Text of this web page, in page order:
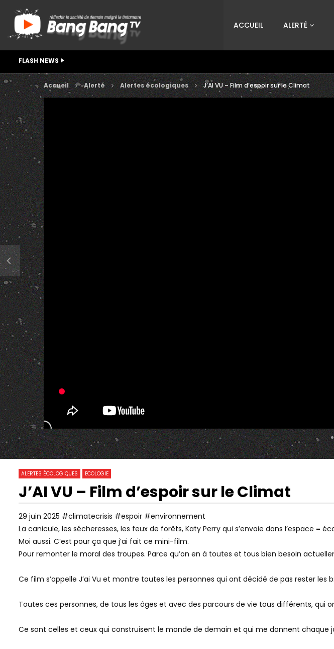
ACCUEIL ALERTÉ
FLASH NEWS
Accueil Alerté Alertes écologiques J’AI VU – Film d’espoir sur le Climat
417 Views
5 926 0
Watch Later
25:27
EL NIÑO : ON N’A JAMAIS VU ÇA !
#SUPERELNIÑO
12:26
L’EAU DU ROBINET ÉTAIT INTERDITE
DANS CETTE AGGLOMÉRATION DE
FRANCE
DE
ALERTES ÉCOLOGIQUES ECOLOGIE
J’AI VU – Film d’espoir sur le Climat
29 juin 2025 #climatecrisis #espoir #environnement
La canicule, les sécheresses, les feux de forêts, Katy Perry qui s’envoie dans l’espace =
Moi aussi. C’est pour ça que j’ai fait ce mini-film.
Pour remonter le moral des troupes. Parce qu’on en à toutes et tous bien besoin
Ce film s’appelle J’ai Vu et montre toutes les personnes qui ont décidé de pas rester les
Toutes ces personnes, de tous les âges et avec des parcours de vie tous différents,
Ce sont celles et ceux qui construisent le monde de demain et qui me donnent chaque
€